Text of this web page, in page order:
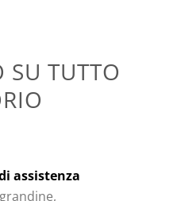
SU TUTTO
assistenza